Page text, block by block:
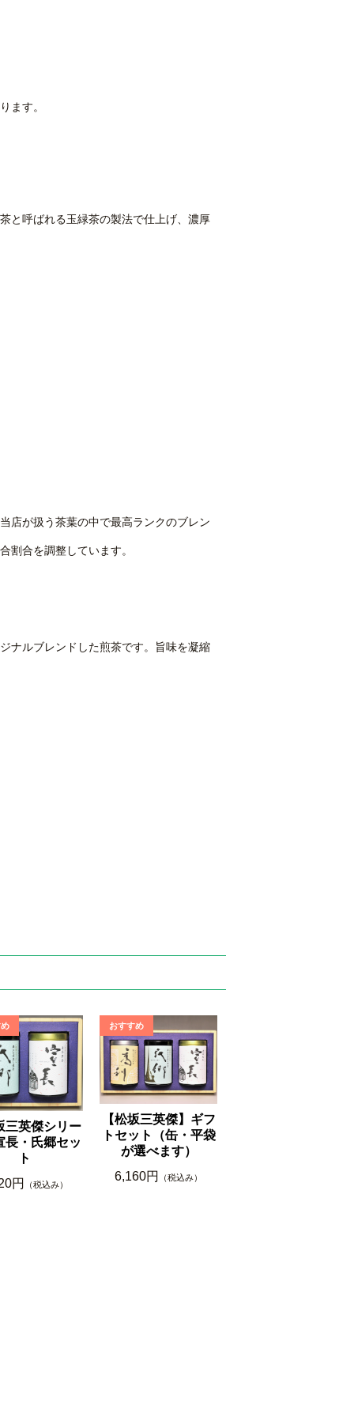
ます。
と呼ばれる玉緑茶の製法で仕上げ、濃厚
店が扱う茶葉の中で最高ランクのブレン
割合を調整しています。
ナルブレンドした煎茶です。旨味を凝縮
三英傑シリー
長・氏郷セッ
ト
円
（税込み）
【松坂三英傑】ギフ
トセット（缶・平袋
が選べます）
6,160円
（税込み）